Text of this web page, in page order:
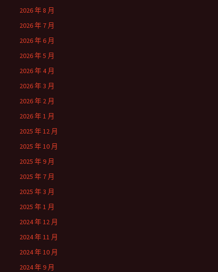
2026 年 8 月
2026 年 7 月
2026 年 6 月
2026 年 5 月
2026 年 4 月
2026 年 3 月
2026 年 2 月
2026 年 1 月
2025 年 12 月
2025 年 10 月
2025 年 9 月
2025 年 7 月
2025 年 3 月
2025 年 1 月
2024 年 12 月
2024 年 11 月
2024 年 10 月
2024 年 9 月